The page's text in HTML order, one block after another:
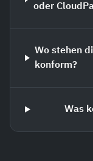
oder
Wo stehen
konform?
Was